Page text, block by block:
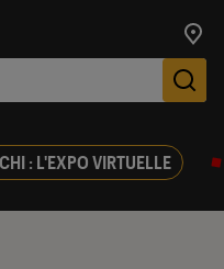
: L'EXPO VIRTUELLE